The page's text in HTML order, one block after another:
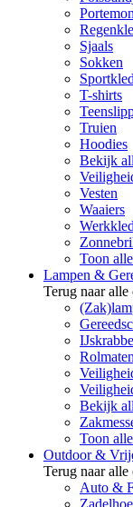
Sjaals
Sokken
T-shirts
Truien
Hoodies
Bekijk
Vesten
Waaiers
Toon
Lampen &
Terug naar alle
Rolmaten
Bekijk
Toon
Outdoor &
Terug naar alle
Auto &